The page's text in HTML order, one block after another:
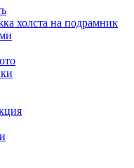
холста на подрамник